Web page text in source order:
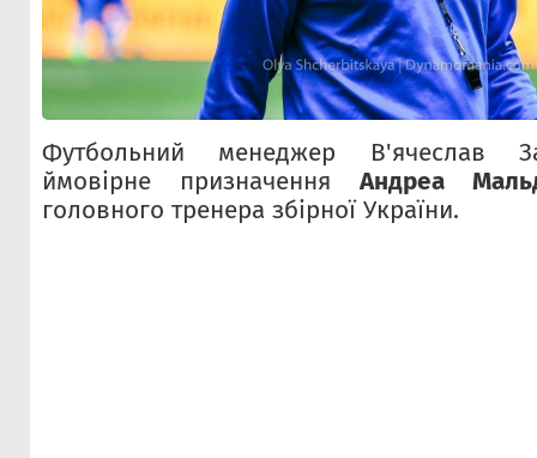
Футбольний менеджер В'ячеслав
ймовірне призначення Андреа
головного тренера збірної України.